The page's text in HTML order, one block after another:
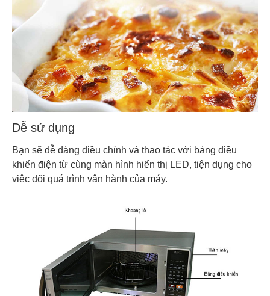
Dễ sử dụng
Bạn sẽ dễ dàng điều chỉnh và thao tác với bảng điều
khiển điện từ cùng màn hình hiển thị LED, tiện dụng cho
việc dõi quá trình vận hành của máy.